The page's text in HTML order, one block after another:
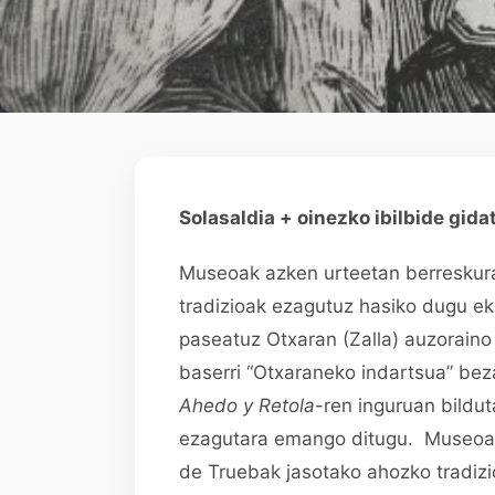
Solasaldia + oinezko ibilbide
Museoak azken urteetan
tradizioak ezagutuz hasiko dugu
paseatuz Otxaran (Zalla)
baserri “Otxaraneko indartsua”
Ahedo y Retola-ren inguruan
ezagutara emango ditugu.
de Truebak jasotako ahozko